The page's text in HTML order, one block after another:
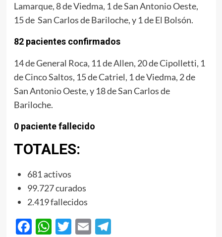
Lamarque, 8 de Viedma, 1 de San Antonio Oeste,
15 de San Carlos de Bariloche, y 1 de El Bolsón.
82 pacientes confirmados
14 de General Roca, 11 de Allen, 20 de Cipolletti, 1
de Cinco Saltos, 15 de Catriel, 1 de Viedma, 2 de
San Antonio Oeste, y 18 de San Carlos de
Bariloche.
0 paciente fallecido
TOTALES:
681 activos
99.727 curados
2.419 fallecidos
Facebook
WhatsApp
Twitter
EmailTelegram